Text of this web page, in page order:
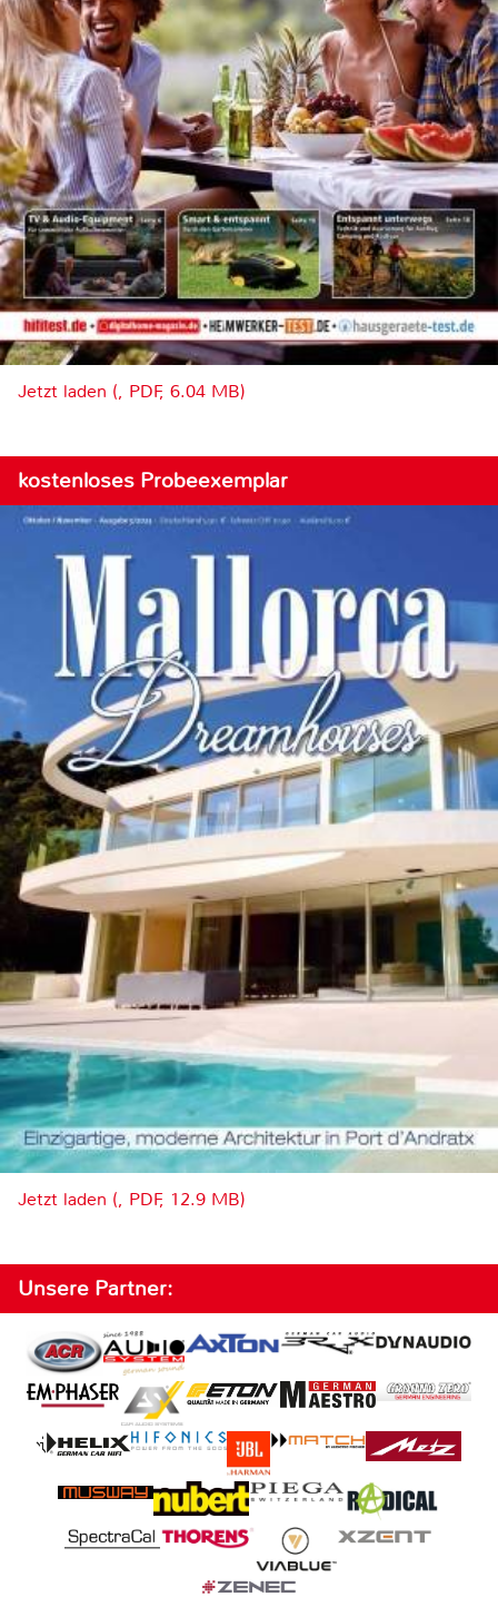
Jetzt laden (, PDF, 6.04 MB)
kostenloses Probeexemplar
Jetzt laden (, PDF, 12.9 MB)
Unsere Partner: